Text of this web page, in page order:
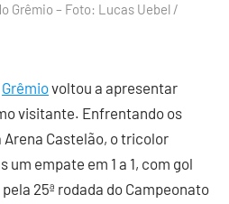
Grêmio – Foto: Lucas Uebel /
Grêmiovoltou a apresentar
visitante. Enfrentando os
Castelão, o tricolor
empate em 1 a 1, com gol
25ª rodada do Campeonato